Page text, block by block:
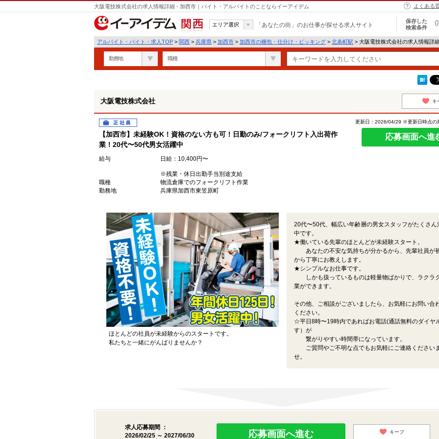
大阪電技株式会社の求人情報詳細 - 加西市｜バイト・アルバイトのことならイーアイデム よくある
関西
エリア選択 「あなたの街」のお仕事が探せる求人サイト
保存した
検索条件
0
アルバイト・バイト・求人TOP > 関西 > 兵庫県 > 加西市 > 加西市の梱包・仕分け・ピッキング > 北条町駅 > 大阪電技株式会社の求人情報詳
勤務地 職種
大阪電技株式会社 キ
正社員
【加西市】未経験OK！資格のない方も可！日勤のみ/フォークリフト入出荷作
業！20代〜50代男女活躍中
更新日：2026/04/29 ※更新日時点の
応募画面へ進
給与 日給：10,400円〜
※残業・休日出勤手当別途支給
職種
物流倉庫でのフォークリフト作業
勤務地
兵庫県加西市東笠原町
ほとんどの社員が未経験からのスタートです。
私たちと一緒にがんばりませんか？
20代〜50代、幅広い年齢層の男女スタッフがたくさん
中です。
★働いている先輩のほとんどが未経験スタート。
あなたの不安な気持ちが分かるから、先輩社員が
から丁寧にお教えします。
★シンプルなお仕事です。
しかも扱っているものは軽量物ばかりで、ラクラ
業ができます。
その他、ご相談がございましたら、お気軽にお問い合
ください。
☆平日8時〜19時内であればお電話(通話無料のダイヤ
す）が
繋がりやすい時間帯になっています。
ご質問やご不明な点でもお気軽にご連絡くださいま
せ。
求人応募期間 ：
2026/02/25 ～ 2027/06/30
応募画面へ進む キープ